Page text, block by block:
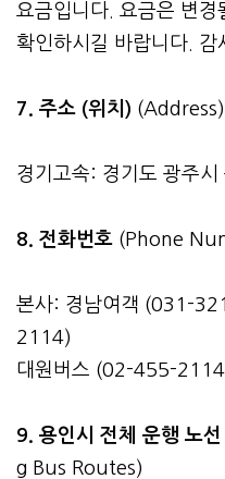
요금입니다. 요금은 변
확인하시길 바랍니다. 감
7. 주소 (위치) (Address)
경기고속: 경기도 광주
8. 전화번호 (Phone
본사: 경남여객 (031-
2114)
대원버스 (02-455-
9. 용인시 전체 운행 노
g Bus Routes)